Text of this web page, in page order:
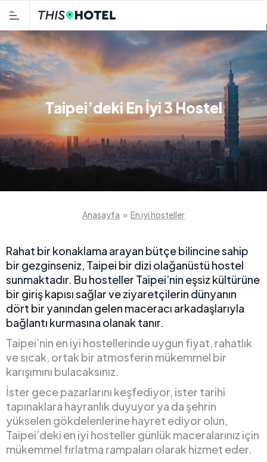
Taipei’deki En İyi 3 Hostel
Anasayfa » En iyi hosteller
Rahat bir konaklama arayan bütçe bilincine sahip
bir gezginseniz, Taipei bir dizi olağanüstü hostel
sunmaktadır. Bu hosteller Taipei’nin eşsiz kültürüne
bir giriş kapısı sağlar ve ziyaretçilerin dünyanın
dört bir yanından gelen maceracı arkadaşlarıyla
bağlantı kurmasına olanak tanır.
Taipei’nin en iyi hostellerinde uygun fiyat, rahatlık
ve sıcak, ortak bir atmosferin mükemmel bir
karışımını bulacaksınız.
İster gece pazarlarını keşfediyor, ister tarihi
tapınaklara hayranlık duyuyor ya da şehrin
yükselen gökdelenlerine hayret ediyor olun,
Taipei’deki en iyi hosteller günlük maceralarınız için
mükemmel fırlatma rampaları olarak hizmet eder.